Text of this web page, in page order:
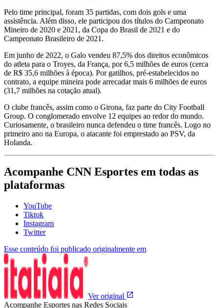
Pelo time principal, foram 35 partidas, com dois gols e uma
assistência. Além disso, ele participou dos títulos do Campeonato
Mineiro de 2020 e 2021, da Copa do Brasil de 2021 e do
Campeonato Brasileiro de 2021.
Em junho de 2022, o Galo vendeu 87,5% dos direitos econômicos
do atleta para o Troyes, da França, por 6,5 milhões de euros (cerca
de R$ 35,6 milhões à época). Por gatilhos, pré-estabelecidos no
contrato, a equipe mineira pode arrecadar mais 6 milhões de euros
(31,7 milhões na cotação atual).
O clube francês, assim como o Girona, faz parte do City Football
Group. O conglomerado envolve 12 equipes ao redor do mundo.
Curiosamente, o brasileiro nunca defendeu o time francês. Logo no
primeiro ano na Europa, o atacante foi emprestado ao PSV, da
Holanda.
Acompanhe CNN Esportes em todas as
plataformas
YouTube
Tiktok
Instagram
Twitter
Esse conteúdo foi publicado originalmente em
Ver original
Acompanhe Esportes nas Redes Sociais